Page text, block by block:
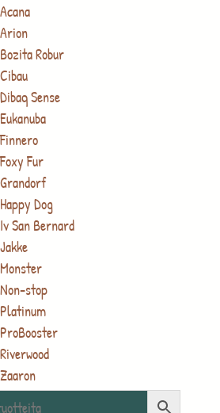
Acana
Arion
Bozita Robur
Cibau
Dibaq Sense
Eukanuba
Finnero
Foxy Fur
Grandorf
Happy Dog
Iv San Bernard
Jakke
Monster
Non-stop
Platinum
ProBooster
Riverwood
Zaaron